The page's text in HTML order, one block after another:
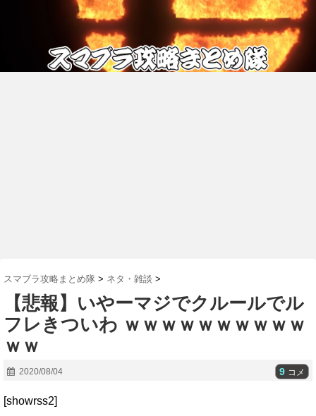
スマブラ攻略まとめ隊 > ネタ・雑談 >
【悲報】いやーマジでクルールでル
フレきついわ ｗｗｗｗｗｗｗｗｗｗ
ｗｗ
2020/08/04 9 コメ
[showrss2]